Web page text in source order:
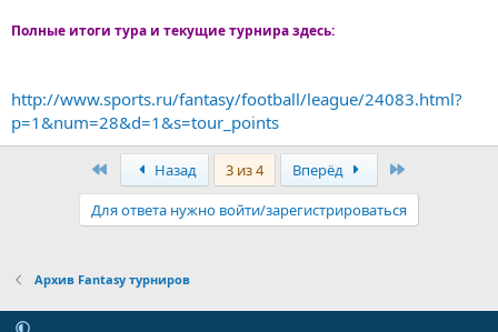
Полные итоги тура и текущие турнира здесь:
http://www.sports.ru/fantasy/football/league/24083.html?
p=1&num=28&d=1&s=tour_points
ПервыйНазад 3 из 4 Вперёд
Для ответа нужно войти/зарегистрироваться
Архив Fantasy турниров